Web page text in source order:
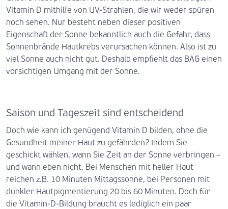
Vitamin D mithilfe von UV-Strahlen, die wir weder spüren
noch sehen. Nur besteht neben dieser positiven
Eigenschaft der Sonne bekanntlich auch die Gefahr, dass
Sonnenbrände Hautkrebs verursachen können. Also ist zu
viel Sonne auch nicht gut. Deshalb empfiehlt das BAG einen
vorsichtigen Umgang mit der Sonne.
Saison und Tageszeit sind entscheidend
Doch wie kann ich genügend Vitamin D bilden, ohne die
Gesundheit meiner Haut zu gefährden? Indem Sie
geschickt wählen, wann Sie Zeit an der Sonne verbringen –
und wann eben nicht. Bei Menschen mit heller Haut
reichen z.B. 10 Minuten Mittagssonne, bei Personen mit
dunkler Hautpigmentierung 20 bis 60 Minuten. Doch für
die Vitamin-D-Bildung braucht es lediglich ein paar